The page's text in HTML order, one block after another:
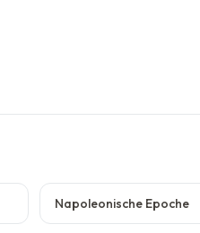
Napoleonische Epoche